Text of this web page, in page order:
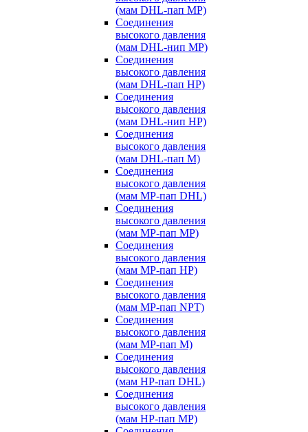
(мам DHL-пап MP)
Соединения
высокого давления
(мам DHL-нип MP)
Соединения
высокого давления
(мам DHL-пап HP)
Соединения
высокого давления
(мам DHL-нип HP)
Соединения
высокого давления
(мам DHL-пап M)
Соединения
высокого давления
(мам MP-пап DHL)
Соединения
высокого давления
(мам MP-пап MP)
Соединения
высокого давления
(мам MP-пап HP)
Соединения
высокого давления
(мам MP-пап NPT)
Соединения
высокого давления
(мам MP-пап M)
Соединения
высокого давления
(мам HP-пап DHL)
Соединения
высокого давления
(мам HP-пап MP)